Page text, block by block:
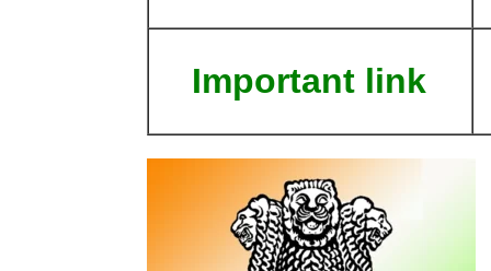
Important link